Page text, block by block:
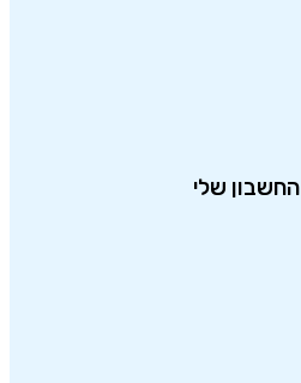
החשבון שלי